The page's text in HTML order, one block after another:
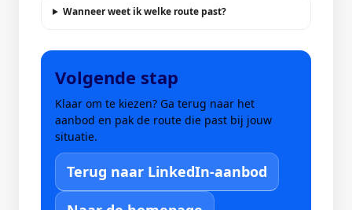
Wanneer weet ik welke route past?
Volgende stap
Klaar om te kiezen? Ga terug naar het
aanbod en pak de route die past bij jouw
situatie.
Terug naar LinkedIn-aanbod